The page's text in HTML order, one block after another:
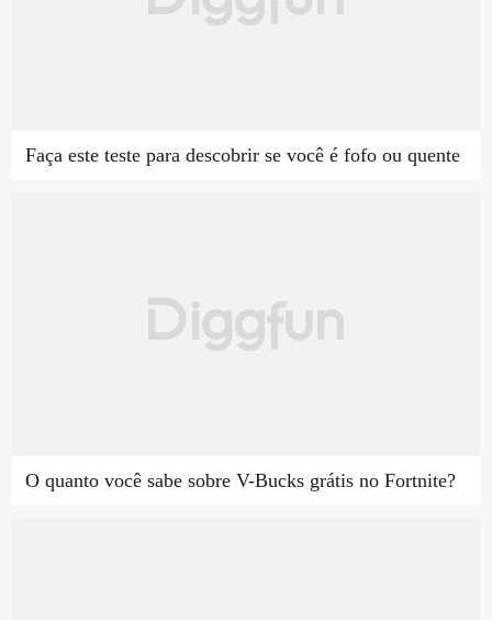
Faça este teste para descobrir se você é fofo ou quente
O quanto você sabe sobre V-Bucks grátis no Fortnite?